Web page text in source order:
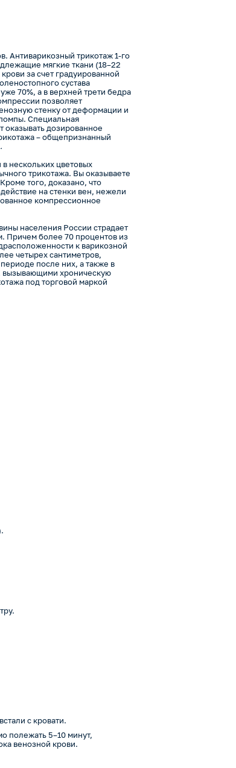
Антиварикозный трикотаж 1-го
мягкие ткани (18–22
за счет градуированной
сустава
70%, а в верхней трети бедра
позволяет
стенку от деформации и
Специальная
оказывать дозированное
– общепризнанный
нескольких цветовых
трикотажа. Вы оказываете
того, доказано, что
на стенки вен, нежели
компрессионное
населения России страдает
Причем более 70 процентов из
к варикозной
четырех сантиметров,
после них, а также в
вызывающими хроническую
под торговой маркой
с кровати.
полежать 5–10 минут,
венозной крови.